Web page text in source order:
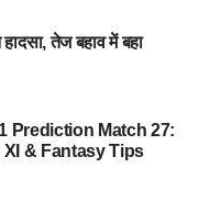
हादसा, तेज बहाव में बहा
Prediction Match 27:
& Fantasy Tips